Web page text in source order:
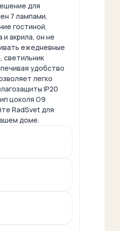
для
7 лампами,
гостиной,
акрила, он не
ежедневные
светильник
удобство
легко
IP20
цоколя G9
RadSvet для
доме.